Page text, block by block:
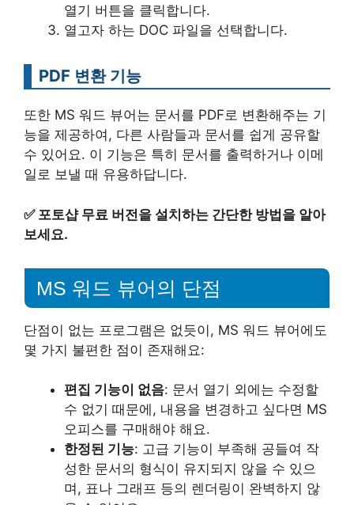
열기 버튼을 클릭합니다.
열고자 하는 DOC 파일을 선택합니다.
PDF 변환 기능
또한 MS 워드 뷰어는 문서를 PDF로 변환해주는 기
능을 제공하여, 다른 사람들과 문서를 쉽게 공유할
수 있어요. 이 기능은 특히 문서를 출력하거나 이메
일로 보낼 때 유용하답니다.
✅ 포토샵 무료 버전을 설치하는 간단한 방법을 알아
보세요.
MS 워드 뷰어의 단점
단점이 없는 프로그램은 없듯이, MS 워드 뷰어에도
몇 가지 불편한 점이 존재해요:
편집 기능이 없음: 문서 열기 외에는 수정할
수 없기 때문에, 내용을 변경하고 싶다면 MS
오피스를 구매해야 해요.
한정된 기능: 고급 기능이 부족해 공들여 작
성한 문서의 형식이 유지되지 않을 수 있으
며, 표나 그래프 등의 렌더링이 완벽하지 않